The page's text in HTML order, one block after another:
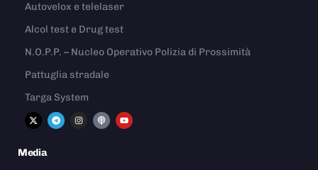
Autovelox e telelaser
Alcol test e Drug test
N.O.P.P. – Nucleo Operativo Polizia di Prossimità
Pattuglia stradale
Targa System
Media